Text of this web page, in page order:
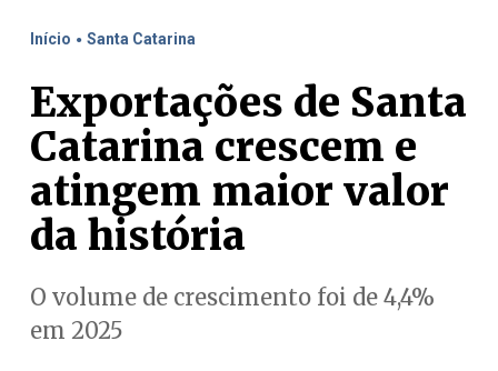
Início . Santa Catarina
Exportações de Santa
Catarina crescem e
atingem maior valor
da história
O volume de crescimento foi de 4,4%
em 2025